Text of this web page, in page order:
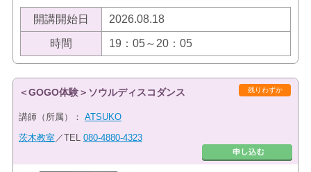
開講開始日 2026.08.18
時間 19：05～20：05
残りわずか
＜GOGO体験＞ソウルディスコダンス
講師（所属）： ATSUKO
茨木教室 ／TEL 080-4880-4323